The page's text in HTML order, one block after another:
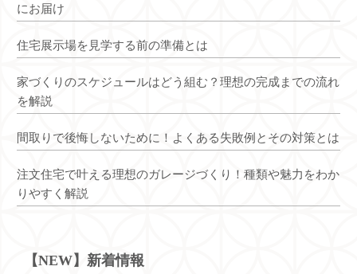
にお届け
住宅展示場を見学する前の準備とは
家づくりのスケジュールはどう組む？理想の完成までの流れ
を解説
間取りで後悔しないために！よくある失敗例とその対策とは
注文住宅で叶える理想のガレージづくり！種類や魅力をわか
りやすく解説
【NEW】新着情報